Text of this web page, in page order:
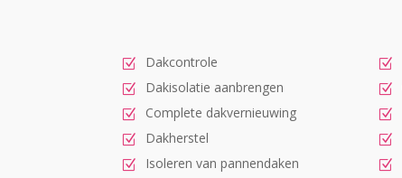
Dakcontrole
Dakisolatie aanbrengen
Complete dakvernieuwing
Dakherstel
Isoleren van pannendaken